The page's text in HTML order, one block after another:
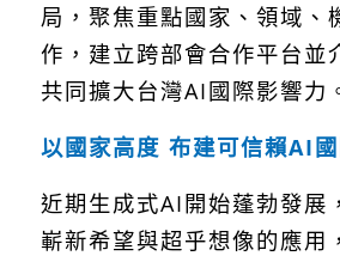
局，聚焦重點國家、領域、
作，建立跨部會合作平台並
共同擴大台灣AI國際影響力
以國家高度 布建可信賴AI
近期生成式AI開始蓬勃發展
嶄新希望與超乎想像的應用